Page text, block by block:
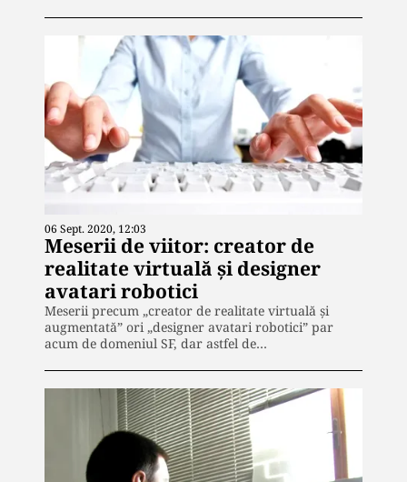
06 Sept. 2020, 12:03
Meserii de viitor: creator de
realitate virtuală și designer
avatari robotici
Meserii precum „creator de realitate virtuală și
augmentată” ori „designer avatari robotici” par
acum de domeniul SF, dar astfel de…